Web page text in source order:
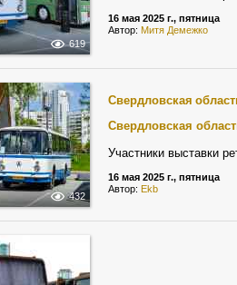
619
16 мая 2025 г., пятница
Автор: Митя Демежко
432
Свердловская
Свердловская
Участники выставки
16 мая 2025 г., пятница
Автор: Ekb